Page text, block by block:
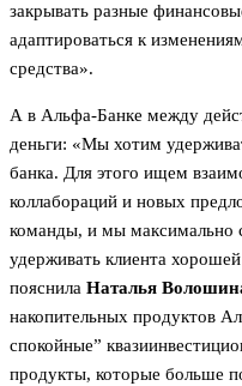
закрывать разные
адаптироваться к
средства».
А в Альфа-Банке между
деньги: «Мы хотим
банка. Для этого ищем
коллабораций и новых
команды, и мы максимально
удерживать клиента
пояснила Наталья
накопительных продуктов
спокойные”
продукты, которые больше